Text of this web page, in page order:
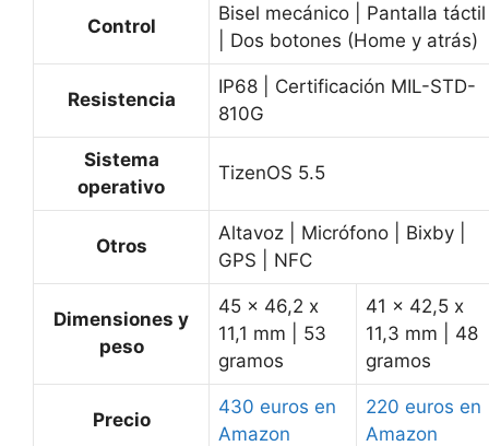
Control
Bisel mecánico | Pantalla táctil
| Dos botones (Home y atrás)
Resistencia
IP68 | Certificación MIL-STD-
810G
Sistema
operativo
TizenOS 5.5
Otros
Altavoz | Micrófono | Bixby |
GPS | NFC
Dimensiones y
peso
45 x 46,2 x
11,1 mm | 53
gramos
41 x 42,5 x
11,3 mm | 48
gramos
Precio
430 euros en
Amazon
220 euros en
Amazon